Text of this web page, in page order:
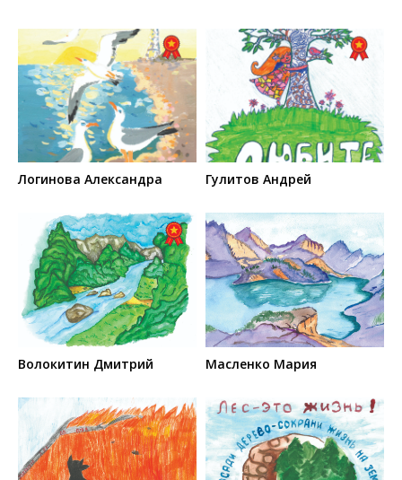
Логинова Александра Гулитов Андрей
Волокитин Дмитрий Масленко Мария